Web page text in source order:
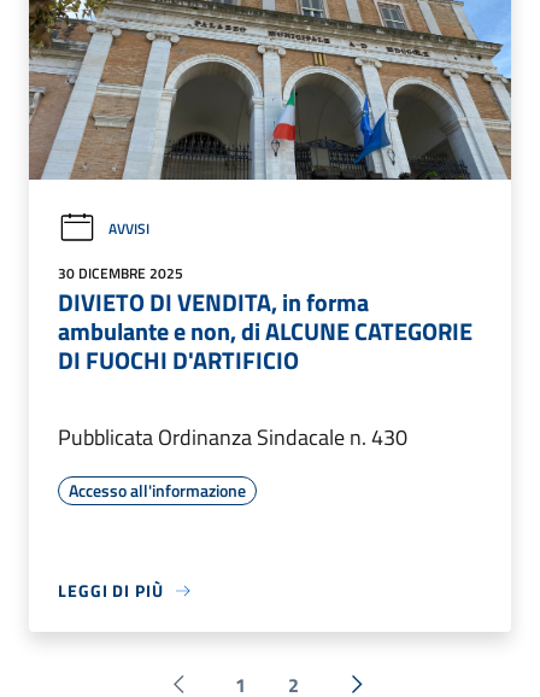
AVVISI
30 DICEMBRE 2025
DIVIETO DI VENDITA, in forma
ambulante e non, di ALCUNE CATEGORIE
DI FUOCHI D'ARTIFICIO
Pubblicata Ordinanza Sindacale n. 430
Accesso all'informazione
LEGGI DI PIÙ
1 2